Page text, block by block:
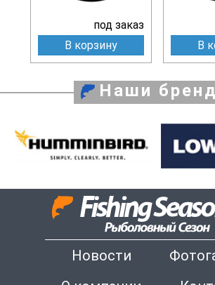
под заказ
В корзину
В
Наши
Новости